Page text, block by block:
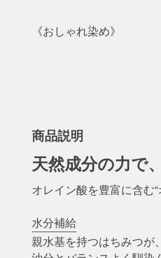
《おしゃれ染め》
商品説明
天然成分の力で
オレイン酸を豊富に含む
水分補給
親水基を持つはちみつが